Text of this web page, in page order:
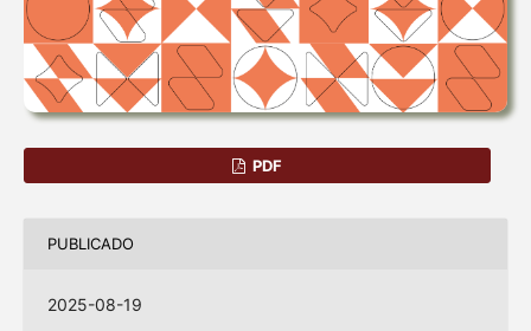
PDF
PUBLICADO
2025-08-19